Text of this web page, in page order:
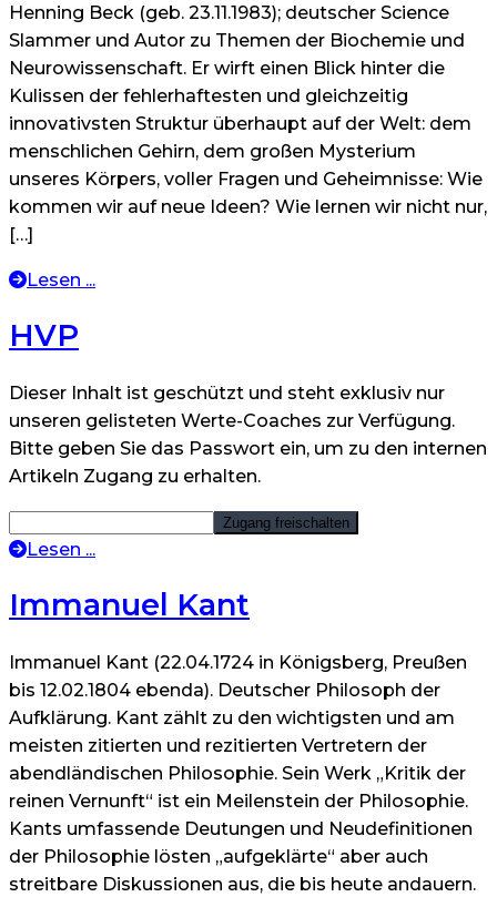
Henning Beck (geb. 23.11.1983); deutscher Science
Slammer und Autor zu Themen der Biochemie und
Neurowissenschaft. Er wirft einen Blick hinter die
Kulissen der fehlerhaftesten und gleichzeitig
innovativsten Struktur überhaupt auf der Welt: dem
menschlichen Gehirn, dem großen Mysterium
unseres Körpers, voller Fragen und Geheimnisse: Wie
kommen wir auf neue Ideen? Wie lernen wir nicht nur,
[…]
Lesen ...
HVP
Dieser Inhalt ist geschützt und steht exklusiv nur
unseren gelisteten Werte-Coaches zur Verfügung.
Bitte geben Sie das Passwort ein, um zu den internen
Artikeln Zugang zu erhalten.
Lesen ...
Immanuel Kant
Immanuel Kant (22.04.1724 in Königsberg, Preußen
bis 12.02.1804 ebenda). Deutscher Philosoph der
Aufklärung. Kant zählt zu den wichtigsten und am
meisten zitierten und rezitierten Vertretern der
abendländischen Philosophie. Sein Werk „Kritik der
reinen Vernunft“ ist ein Meilenstein der Philosophie.
Kants umfassende Deutungen und Neudefinitionen
der Philosophie lösten „aufgeklärte“ aber auch
streitbare Diskussionen aus, die bis heute andauern.